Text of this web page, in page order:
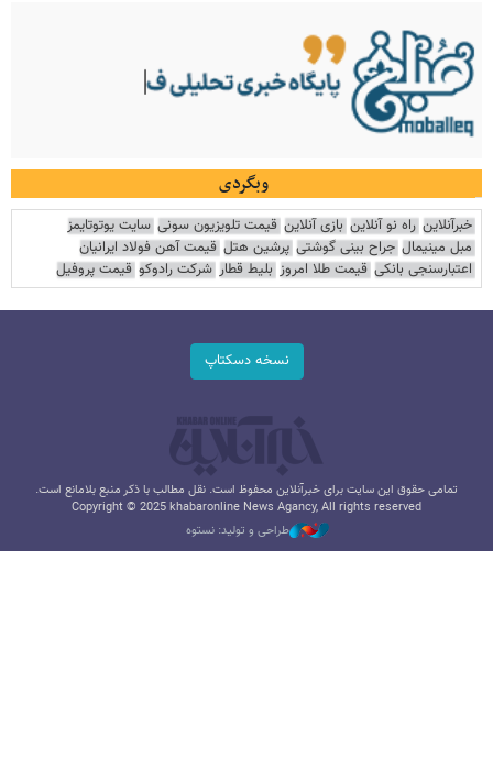
وبگردی
خبرآنلاین راه نو آنلاین بازی آنلاین قیمت تلویزیون سونی سایت یوتوتایمز
مبل مینیمال جراح بینی گوشتی پرشین هتل قیمت آهن فولاد ایرانیان
اعتبارسنجی بانکی قیمت طلا امروز بلیط قطار شرکت رادوکو قیمت پروفیل
نسخه دسکتاپ
تمامی حقوق این سایت برای خبرآنلاین محفوظ است. نقل مطالب با ذکر منبع بلامانع است.
Copyright © 2025 khabaronline News Agancy, All rights reserved
طراحی و تولید: نستوه